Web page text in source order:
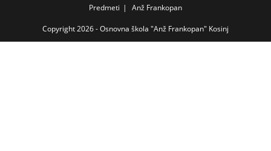
Predmeti
Anž Frankopan
Copyright 2026 - Osnovna škola "Anž Frankopan" Kosinj